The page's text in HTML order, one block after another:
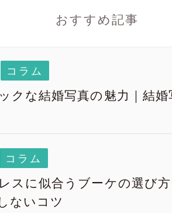
おすすめ記事
コラム
クな結婚写真の魅力｜結
コラム
スに似合うブーケの選び
ないコツ